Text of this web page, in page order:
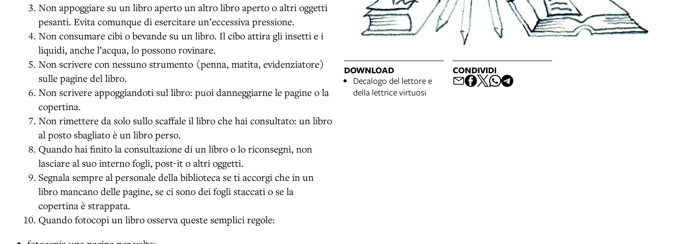
Non appoggiare su un libro aperto un altro libro aperto o altri oggetti
pesanti. Evita comunque di esercitare un’eccessiva pressione.
Non consumare cibi o bevande su un libro. Il cibo attira gli insetti e i
liquidi, anche l’acqua, lo possono rovinare.
Non scrivere con nessuno strumento (penna, matita, evidenziatore)
sulle pagine del libro.
Non scrivere appoggiandoti sul libro: puoi danneggiarne le pagine o la
copertina.
Non rimettere da solo sullo scaffale il libro che hai consultato: un libro
al posto sbagliato è un libro perso.
Quando hai finito la consultazione di un libro o lo riconsegni, non
lasciare al suo interno fogli, post-it o altri oggetti.
Segnala sempre al personale della biblioteca se ti accorgi che in un
libro mancano delle pagine, se ci sono dei fogli staccati o se la
copertina è strappata.
Quando fotocopi un libro osserva queste semplici regole:
DOWNLOAD
Decalogo del lettore e
della lettrice virtuosi
CONDIVIDI